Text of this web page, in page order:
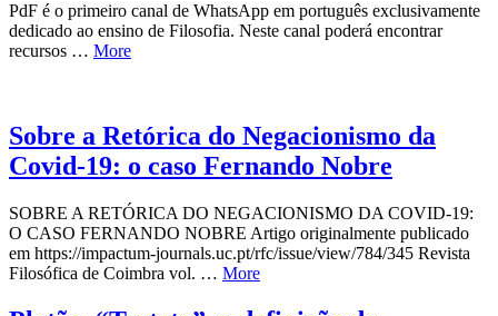
PdF é o primeiro canal de WhatsApp em português exclusivamente
dedicado ao ensino de Filosofia. Neste canal poderá encontrar
recursos … More
Sobre a Retórica do Negacionismo da
Covid‑19: o caso Fernando Nobre
SOBRE A RETÓRICA DO NEGACIONISMO DA COVID‑19:
O CASO FERNANDO NOBRE Artigo originalmente publicado
em https://impactum-journals.uc.pt/rfc/issue/view/784/345 Revista
Filosófica de Coimbra vol. … More